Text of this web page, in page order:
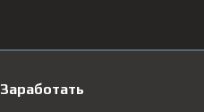
Заработать